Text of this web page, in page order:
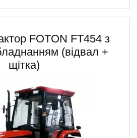
FOTON FT454 з
(відвал +
щітка)